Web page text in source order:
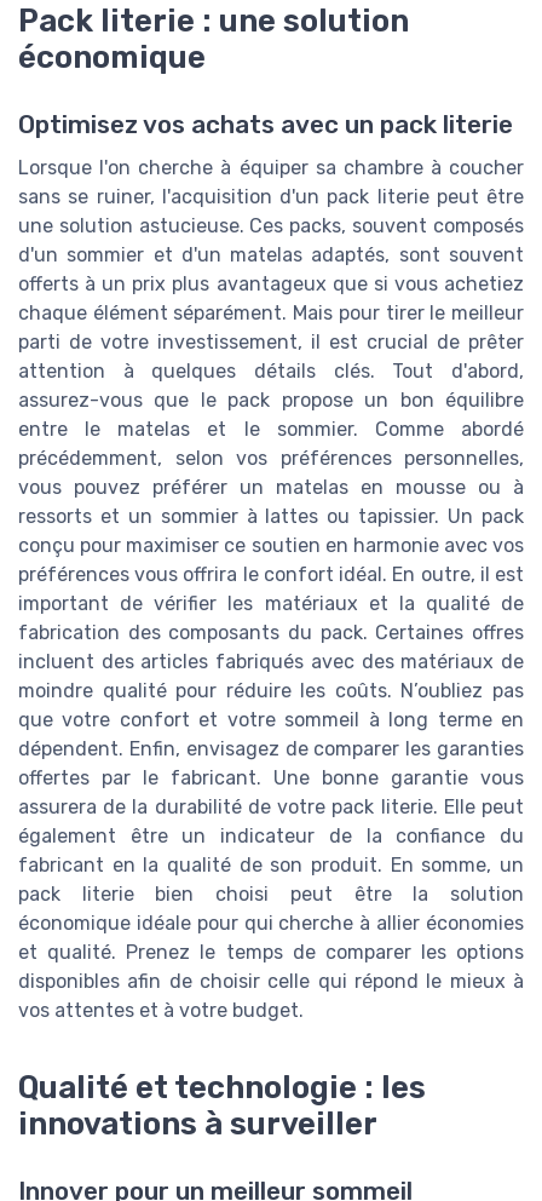
Pack literie : une solution
économique
Optimisez vos achats avec un pack literie
Lorsque l'on cherche à équiper sa chambre à coucher
sans se ruiner, l'acquisition d'un pack literie peut être
une solution astucieuse. Ces packs, souvent composés
d'un sommier et d'un matelas adaptés, sont souvent
offerts à un prix plus avantageux que si vous achetiez
chaque élément séparément. Mais pour tirer le meilleur
parti de votre investissement, il est crucial de prêter
attention à quelques détails clés. Tout d'abord,
assurez-vous que le pack propose un bon équilibre
entre le matelas et le sommier. Comme abordé
précédemment, selon vos préférences personnelles,
vous pouvez préférer un matelas en mousse ou à
ressorts et un sommier à lattes ou tapissier. Un pack
conçu pour maximiser ce soutien en harmonie avec vos
préférences vous offrira le confort idéal. En outre, il est
important de vérifier les matériaux et la qualité de
fabrication des composants du pack. Certaines offres
incluent des articles fabriqués avec des matériaux de
moindre qualité pour réduire les coûts. N’oubliez pas
que votre confort et votre sommeil à long terme en
dépendent. Enfin, envisagez de comparer les garanties
offertes par le fabricant. Une bonne garantie vous
assurera de la durabilité de votre pack literie. Elle peut
également être un indicateur de la confiance du
fabricant en la qualité de son produit. En somme, un
pack literie bien choisi peut être la solution
économique idéale pour qui cherche à allier économies
et qualité. Prenez le temps de comparer les options
disponibles afin de choisir celle qui répond le mieux à
vos attentes et à votre budget.
Qualité et technologie : les
innovations à surveiller
Innover pour un meilleur sommeil